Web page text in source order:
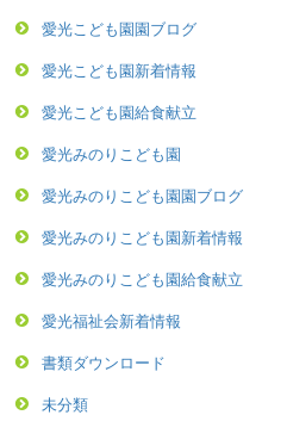
愛光こども園園ブログ
愛光こども園新着情報
愛光こども園給食献立
愛光みのりこども園
愛光みのりこども園園ブログ
愛光みのりこども園新着情報
愛光みのりこども園給食献立
愛光福祉会新着情報
書類ダウンロード
未分類